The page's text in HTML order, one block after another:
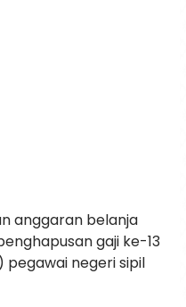
anggaran belanja
gaji ke-13
pegawai negeri sipil